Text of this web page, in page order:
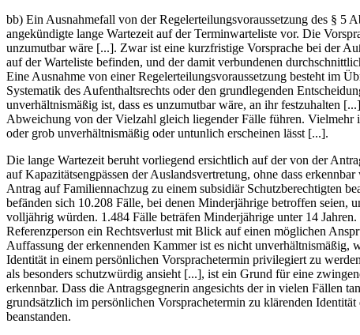
bb) Ein Ausnahmefall von der Regelerteilungsvoraussetzung des §
angekündigte lange Wartezeit auf der Terminwarteliste vor. Die
unzumutbar wäre [...]. Zwar ist eine kurzfristige Vorsprache bei der
auf der Warteliste befinden, und der damit verbundenen
Eine Ausnahme von einer Regelerteilungsvoraussetzung besteht im
Systematik des Aufenthaltsrechts oder den grundlegenden
unverhältnismäßig ist, dass es unzumutbar wäre, an ihr festzuhalten
Abweichung von der Vielzahl gleich liegender Fälle führen. Vielmehr
oder grob unverhältnismäßig oder untunlich erscheinen lässt [...].
Die lange Wartezeit beruht vorliegend ersichtlich auf der von der
auf Kapazitätsengpässen der Auslandsvertretung, ohne dass
Antrag auf Familiennachzug zu einem subsidiär Schutzberechtigten
befänden sich 10.208 Fälle, bei denen Minderjährige betroffen seien,
volljährig würden. 1.484 Fälle beträfen Minderjährige unter 14
Referenzperson ein Rechtsverlust mit Blick auf einen möglichen
Auffassung der erkennenden Kammer ist es nicht
Identität in einem persönlichen Vorsprachetermin privilegiert zu
als besonders schutzwürdig ansieht [...], ist ein Grund für eine
erkennbar. Dass die Antragsgegnerin angesichts der in vielen Fällen
grundsätzlich im persönlichen Vorsprachetermin zu klärenden
beanstanden.